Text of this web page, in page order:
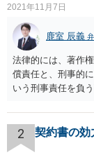
2021年11月7日
鹿室 辰義
法律的には、著作
償責任と、刑事的
いう刑事責任を負
受理すると、取調
刑事責任を軽くす
後の対応としては
2 契約書の効